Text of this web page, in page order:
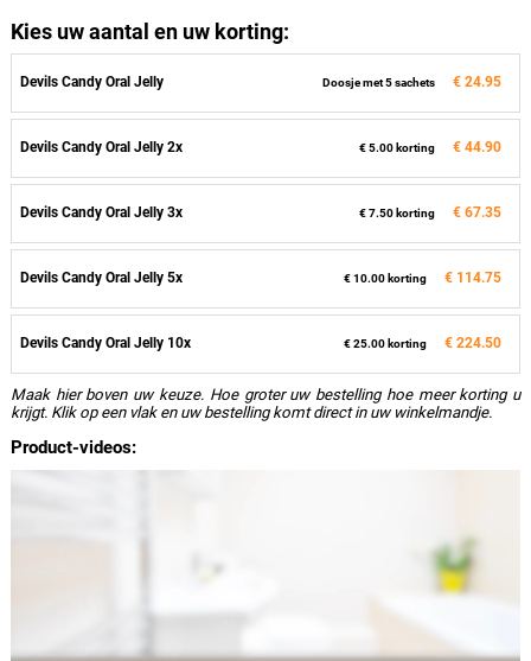
Kies uw aantal en uw korting:
Devils Candy Oral Jelly Doosje met 5 sachets € 24.95
Devils Candy Oral Jelly 2x € 5.00 korting € 44.90
Devils Candy Oral Jelly 3x € 7.50 korting € 67.35
Devils Candy Oral Jelly 5x € 10.00 korting € 114.75
Devils Candy Oral Jelly 10x € 25.00 korting € 224.50
Maak hier boven uw keuze. Hoe groter uw bestelling hoe meer korting u
krijgt. Klik op een vlak en uw bestelling komt direct in uw winkelmandje.
Product-videos: